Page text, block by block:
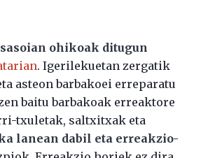
ohikoak ditugun
. Igerilekuetan zergatik
asteon barbakoei erreparatu
baitu barbakoak erreaktore
txuletak, saltxitxak eta
lanean dabil eta erreakzio-